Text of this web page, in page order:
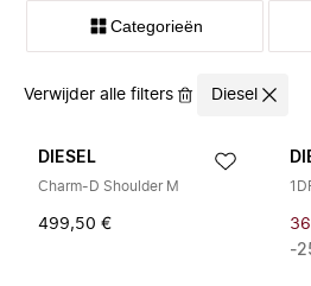
Categorieën
Verwijder alle filters Diesel
DIESEL
Charm-D Shoulder M
499,50 €
-